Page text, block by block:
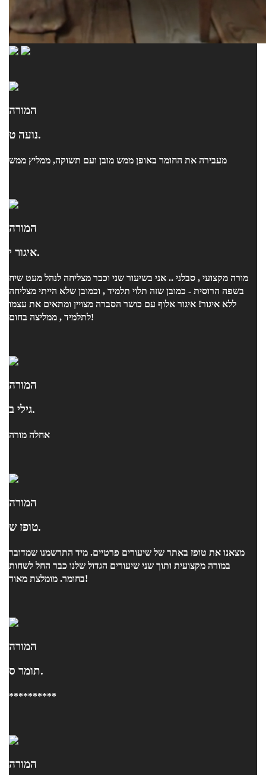
המורה
נועה ט.
מעבירה את החומר באופן ממש מובן ועם תשוקה, ממליץ ממש
המורה
איגור י.
מורה מקצועי , סבלני .. אני בשיעור שני וכבר מצליחה לנהל מעט שיח
בשפה הרוסית - כמובן שזה תלוי תלמיד , וכמובן שלא הייתי מצליחה
ללא איגור! איגור אלוף עם כושר הסברה מצויין ומתאים את עצמו
לתלמיד , ממליצה בחום!
המורה
גילי ב.
אחלה מורה
המורה
טופז ש.
מצאנו את טופז באתר של שיעורים פרטיים. מיד התרשמנו שמדובר
במורה מקצועית ותוך שני שיעורים הגדול שלנו כבר החל לשחות
בחומר. מומלצת מאוד!
המורה
תומר ס.
**********
המורה